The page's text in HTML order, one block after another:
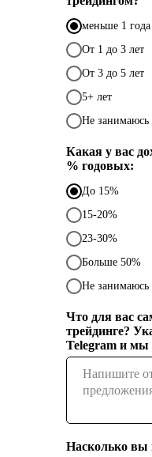
меньше 1 года
От 1 до 3 лет
От 3 до 5 лет
5+ лет
Не занимаюсь
Какая у вас
% годовых:
До 15%
15-20%
23-30%
Больше 50%
Не занимаюсь
Что для вас
трейдинге?
Telegram и
Насколько вы